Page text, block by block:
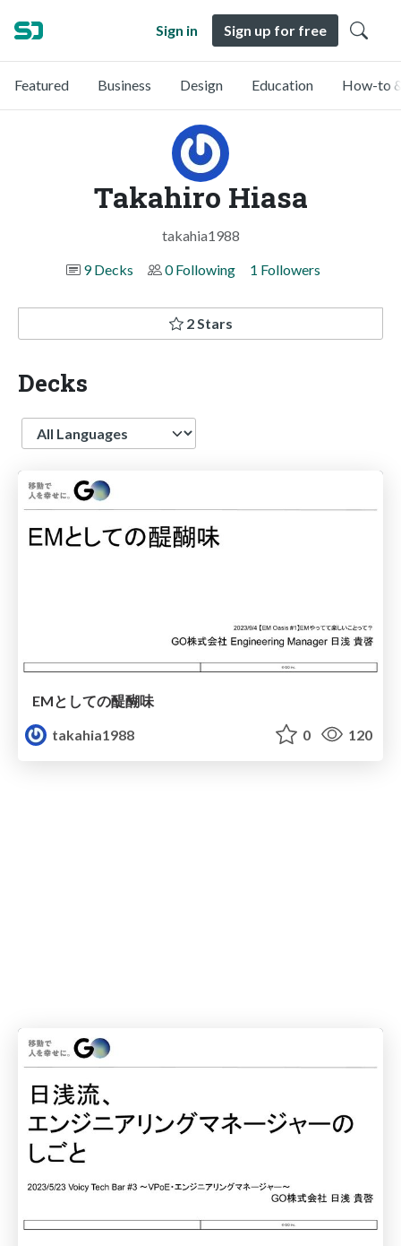
Sign in Sign up for free
Featured Business Design Education How-to
Takahiro Hiasa
takahia1988
9 Decks
0 Following 1 Followers
2 Stars
Decks
Language
EMとしての醍醐味
takahia1988
0 120